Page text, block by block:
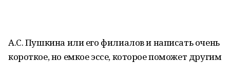
А.С. Пушкина или его филиалов и написать очень
короткое, но емкое эссе, которое поможет другим